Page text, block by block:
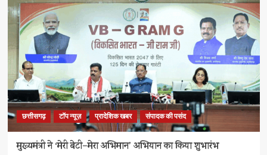
छत्तीसगढ़ टॉप न्यूज़ प्रादेशिक खबर संपादक की पसंद
मुख्यमंत्री ने ‘मेरी बेटी–मेरा अभिमान’ अभियान का किया शुभारंभ